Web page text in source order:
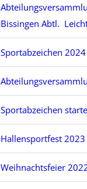
Bissingen Abtl.
Sportabzeichen
Sportabzeichen
Hallensportfest 2023
Weihnachtsfeier